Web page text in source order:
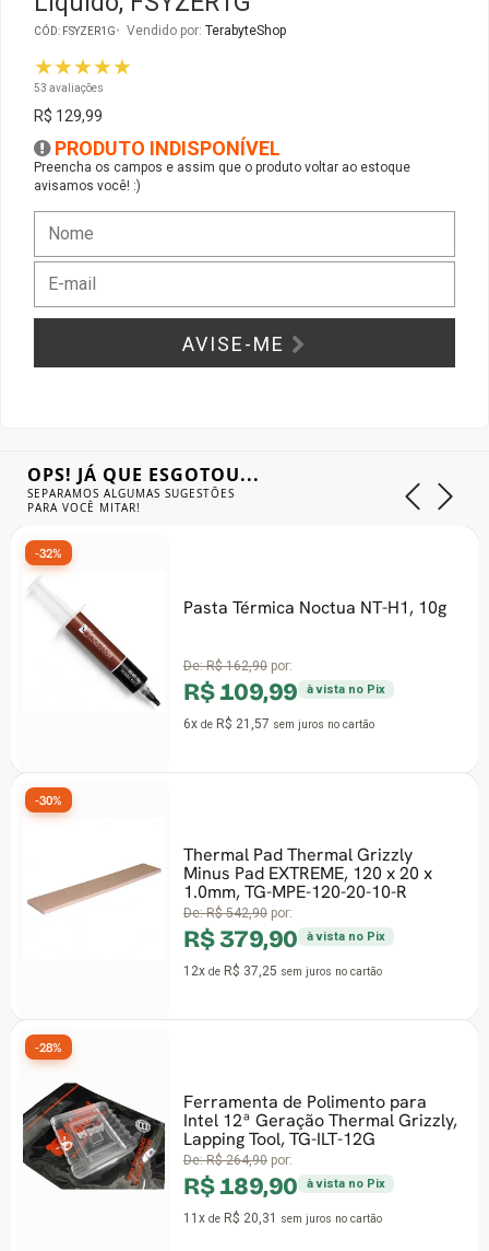
CÓD: FSYZER1G Vendido por: TerabyteShop
★★★★★
53 avaliações
R$ 129,99
PRODUTO INDISPONÍVEL
Preencha os campos e assim que o produto voltar ao estoque
avisamos você! :)
AVISE-ME
OPS! JÁ QUE ESGOTOU...
SEPARAMOS ALGUMAS SUGESTÕES
PARA VOCÊ MITAR!
Pasta Térmica Noctua NT-H1, 10g
De:R$ 162,90por:
R$ 109,99 à vista no Pix
6xde R$ 21,57sem juros no cartão
-32%
Thermal Pad Thermal Grizzly
Minus Pad EXTREME, 120 x 20 x
1.0mm, TG-MPE-120-20-10-R
De:R$ 542,90por:
R$ 379,90 à vista no Pix
12xde R$ 37,25sem juros no cartão
-30%
Ferramenta de Polimento para
Intel 12ª Geração Thermal Grizzly,
Lapping Tool, TG-ILT-12G
De:R$ 264,90por:
R$ 189,90 à vista no Pix
11xde R$ 20,31 sem juros no cartão
-28%
Ver Todos
Fontes Diversas
Ver Todos